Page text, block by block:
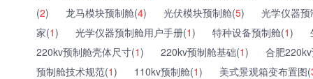
(2) 龙马模块预制舱(4) 光伏模块预制舱(5)
光学仪器
家(1) 光学仪器预制舱用户手册(1) 特种设备预制舱(1)
220kv预制舱壳体尺寸(1) 220kv预制舱基础(1)
合肥
预制舱技术规范(1) 110kv预制舱(1) 美式景观箱变布置图(